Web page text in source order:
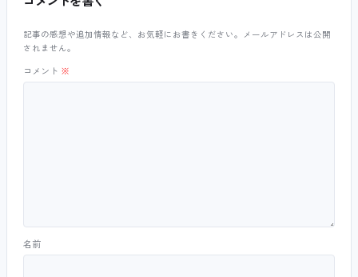
記事の感想や追加情報など、お気軽にお書きください。メールアドレスは公開
されません。
コメント ※
名前